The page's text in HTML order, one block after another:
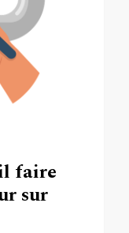
faire
sur